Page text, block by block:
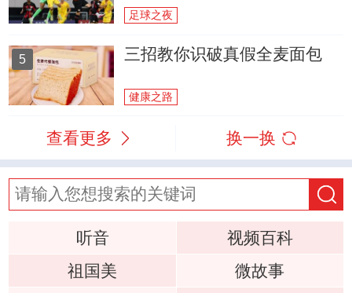
足球之夜
5 三招教你识破真假全麦面包
健康之路
查看更多 换一换
听音
视频百科
祖国美
微故事